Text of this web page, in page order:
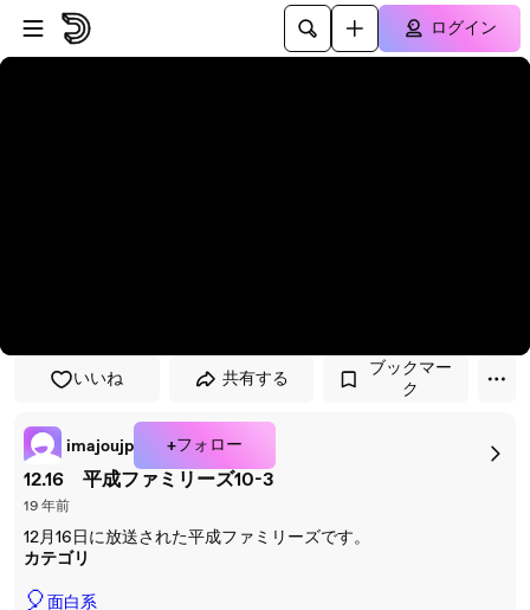
プレイヤーにスキップ
メインコンテンツにスキップ
ログイン
いいね 共有する
ブックマー
ク
imajoujp +フォロー
12.16 平成ファミリーズ10-3
19 年前
12月16日に放送された平成ファミリーズです。
カテゴリ
🎈面白系